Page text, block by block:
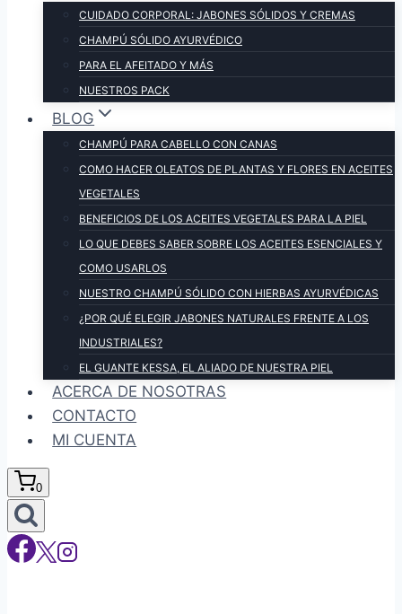
CUIDADO CORPORAL: JABONES SÓLIDOS Y CREMAS
CHAMPÚ SÓLIDO AYURVÉDICO
PARA EL AFEITADO Y MÁS
NUESTROS PACK
BLOG
CHAMPÚ PARA CABELLO CON CANAS
COMO HACER OLEATOS DE PLANTAS Y FLORES EN ACEITES
VEGETALES
BENEFICIOS DE LOS ACEITES VEGETALES PARA LA PIEL
LO QUE DEBES SABER SOBRE LOS ACEITES ESENCIALES Y
COMO USARLOS
NUESTRO CHAMPÚ SÓLIDO CON HIERBAS AYURVÉDICAS
¿POR QUÉ ELEGIR JABONES NATURALES FRENTE A LOS
INDUSTRIALES?
EL GUANTE KESSA, EL ALIADO DE NUESTRA PIEL
ACERCA DE NOSOTRAS
CONTACTO
MI CUENTA
0